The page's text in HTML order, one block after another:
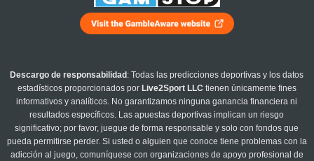
Descargo de responsabilidad : Todas las predicciones deportivas y los datos
estadísticos proporcionados por Live2Sport LLC tienen únicamente fines
informativos y analíticos. No garantizamos ninguna ganancia financiera ni
resultados específicos. Las apuestas deportivas implican un riesgo
significativo; por favor, juegue de forma responsable y solo con fondos que
pueda permitirse perder. Si usted o alguien que conoce tiene problemas con la
adicción al juego, comuníquese con organizaciones de apoyo profesional de